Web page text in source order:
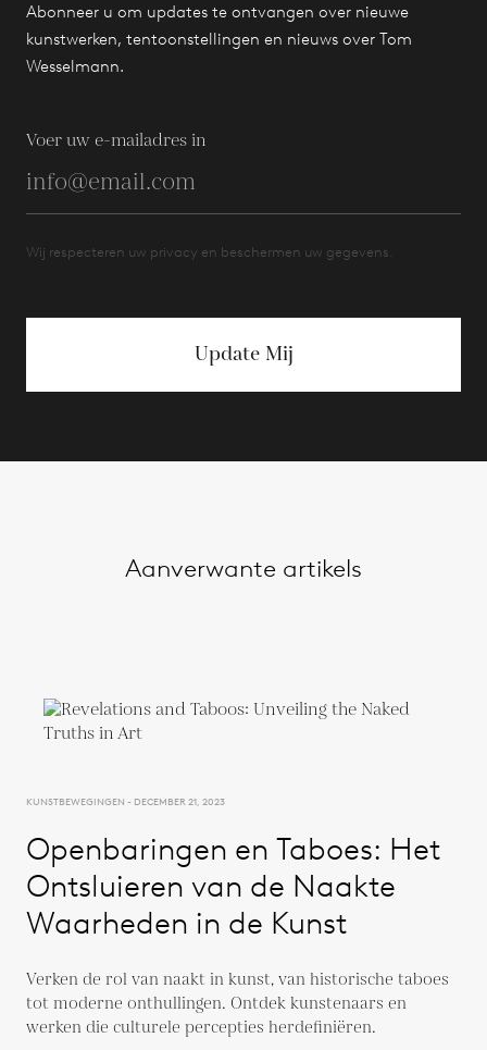
Abonneer u om updates te ontvangen over nieuwe
kunstwerken, tentoonstellingen en nieuws over Tom
Wesselmann.
Voer uw e-mailadres in
Wij respecteren uw privacy en beschermen uw gegevens.
Update Mij
Aanverwante artikels
KUNSTBEWEGINGEN - DECEMBER 21, 2023
Openbaringen en Taboes: Het
Ontsluieren van de Naakte
Waarheden in de Kunst
Verken de rol van naakt in kunst, van historische taboes
tot moderne onthullingen. Ontdek kunstenaars en
werken die culturele percepties herdefiniëren.